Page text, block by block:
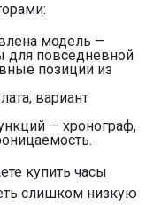
модель —
для повседневной
позиции из
вариант
— хронограф,
купить часы
слишком низкую